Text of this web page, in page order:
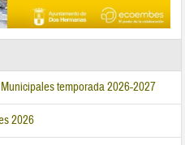
temporada 2026-2027
2026